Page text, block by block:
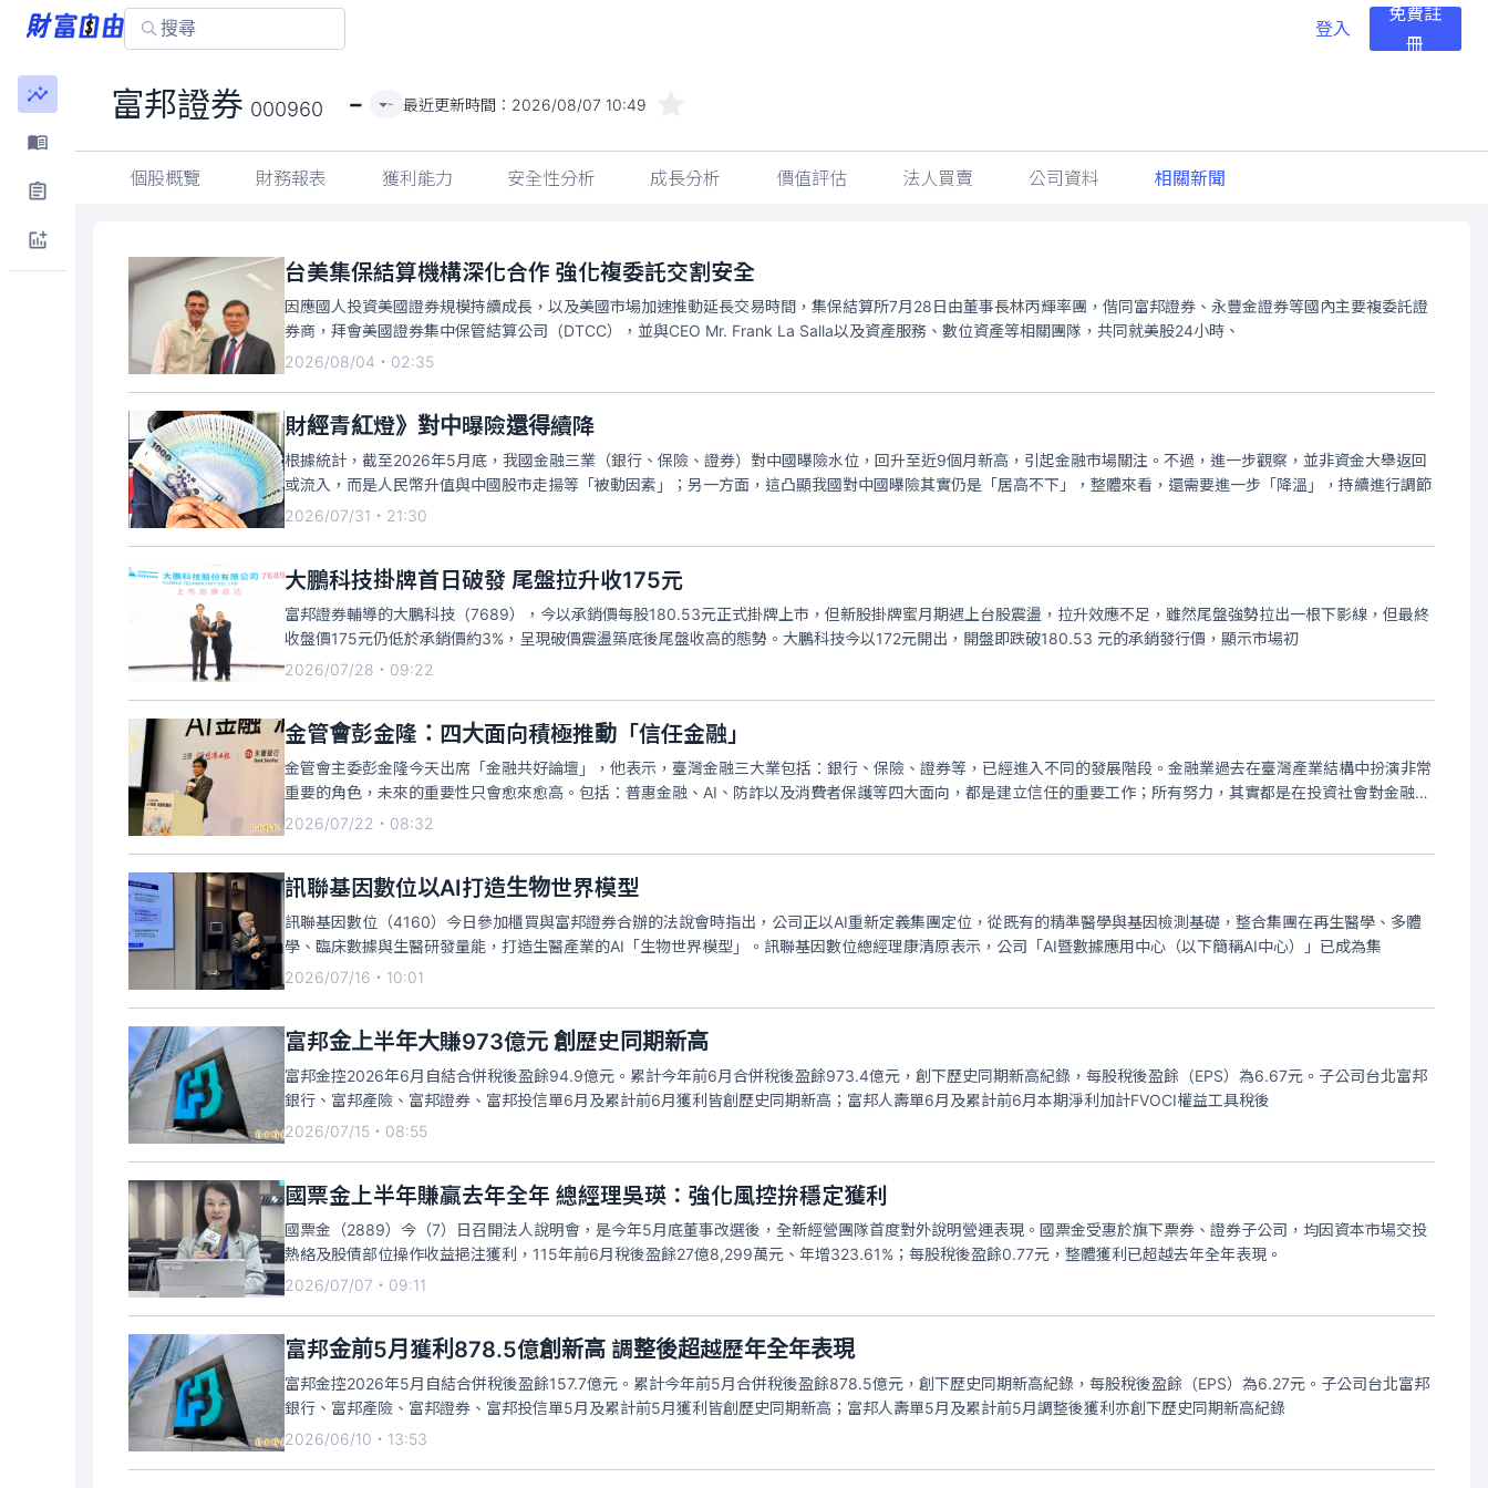
登入
免費註
冊
富邦證券 000960 - - 最近更新時間： 2026/08/07 10:49
個股概覽 財務報表 獲利能力 安全性分析 成長分析 價值評估 法人買賣 公司資料 相關新聞
台美集保結算機構深化合作 強化複委託交割安全
因應國人投資美國證券規模持續成長，以及美國市場加速推動延長交易時間，集保結算所7月28日由董事長林丙輝率團，偕同富邦證券、永豐金證券等國內主要複委託證
券商，拜會美國證券集中保管結算公司（DTCC），並與CEO Mr. Frank La Salla以及資產服務、數位資產等相關團隊，共同就美股24小時、
2026/08/04・02:35
財經青紅燈》對中曝險還得續降
根據統計，截至2026年5月底，我國金融三業（銀行、保險、證券）對中國曝險水位，回升至近9個月新高，引起金融市場關注。不過，進一步觀察，並非資金大舉返回
或流入，而是人民幣升值與中國股市走揚等「被動因素」；另一方面，這凸顯我國對中國曝險其實仍是「居高不下」，整體來看，還需要進一步「降溫」，持續進行調節
2026/07/31・21:30
大鵬科技掛牌首日破發 尾盤拉升收175元
富邦證券輔導的大鵬科技（7689），今以承銷價每股180.53元正式掛牌上市，但新股掛牌蜜月期遇上台股震盪，拉升效應不足，雖然尾盤強勢拉出一根下影線，但最終
收盤價175元仍低於承銷價約3%，呈現破價震盪築底後尾盤收高的態勢。大鵬科技今以172元開出，開盤即跌破180.53 元的承銷發行價，顯示市場初
2026/07/28・09:22
金管會彭金隆：四大面向積極推動「信任金融」
金管會主委彭金隆今天出席「金融共好論壇」，他表示，臺灣金融三大業包括：銀行、保險、證券等，已經進入不同的發展階段。金融業過去在臺灣產業結構中扮演非常
重要的角色，未來的重要性只會愈來愈高。包括：普惠金融、AI、防詐以及消費者保護等四大面向，都是建立信任的重要工作；所有努力，其實都是在投資社會對金融業
的
2026/07/22・08:32
訊聯基因數位以AI打造生物世界模型
訊聯基因數位（4160）今日參加櫃買與富邦證券合辦的法說會時指出，公司正以AI重新定義集團定位，從既有的精準醫學與基因檢測基礎，整合集團在再生醫學、多體
學、臨床數據與生醫研發量能，打造生醫產業的AI「生物世界模型」。訊聯基因數位總經理康清原表示，公司「AI暨數據應用中心（以下簡稱AI中心）」已成為集
2026/07/16・10:01
富邦金上半年大賺973億元 創歷史同期新高
富邦金控2026年6月自結合併稅後盈餘94.9億元。累計今年前6月合併稅後盈餘973.4億元，創下歷史同期新高紀錄，每股稅後盈餘（EPS）為6.67元。子公司台北富邦
銀行、富邦產險、富邦證券、富邦投信單6月及累計前6月獲利皆創歷史同期新高；富邦人壽單6月及累計前6月本期淨利加計FVOCI權益工具稅後
2026/07/15・08:55
國票金上半年賺贏去年全年 總經理吳瑛：強化風控拚穩定獲利
國票金（2889）今（7）日召開法人說明會，是今年5月底董事改選後，全新經營團隊首度對外說明營運表現。國票金受惠於旗下票券、證券子公司，均因資本市場交投
熱絡及股債部位操作收益挹注獲利，115年前6月稅後盈餘27億8,299萬元、年增323.61%；每股稅後盈餘0.77元，整體獲利已超越去年全年表現。
2026/07/07・09:11
富邦金前5月獲利878.5億創新高 調整後超越歷年全年表現
富邦金控2026年5月自結合併稅後盈餘157.7億元。累計今年前5月合併稅後盈餘878.5億元，創下歷史同期新高紀錄，每股稅後盈餘（EPS）為6.27元。子公司台北富邦
銀行、富邦產險、富邦證券、富邦投信單5月及累計前5月獲利皆創歷史同期新高；富邦人壽單5月及累計前5月調整後獲利亦創下歷史同期新高紀錄
2026/06/10・13:53